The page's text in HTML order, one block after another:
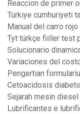
Reaccion de primer
Türkiye cumhuriyeti
Manual del carro
Tyt türkçe fiiller test
Solucionario
Variaciones del
Pengertian
Cetoacidosis
Sejarah mesin
Lubrificantes e